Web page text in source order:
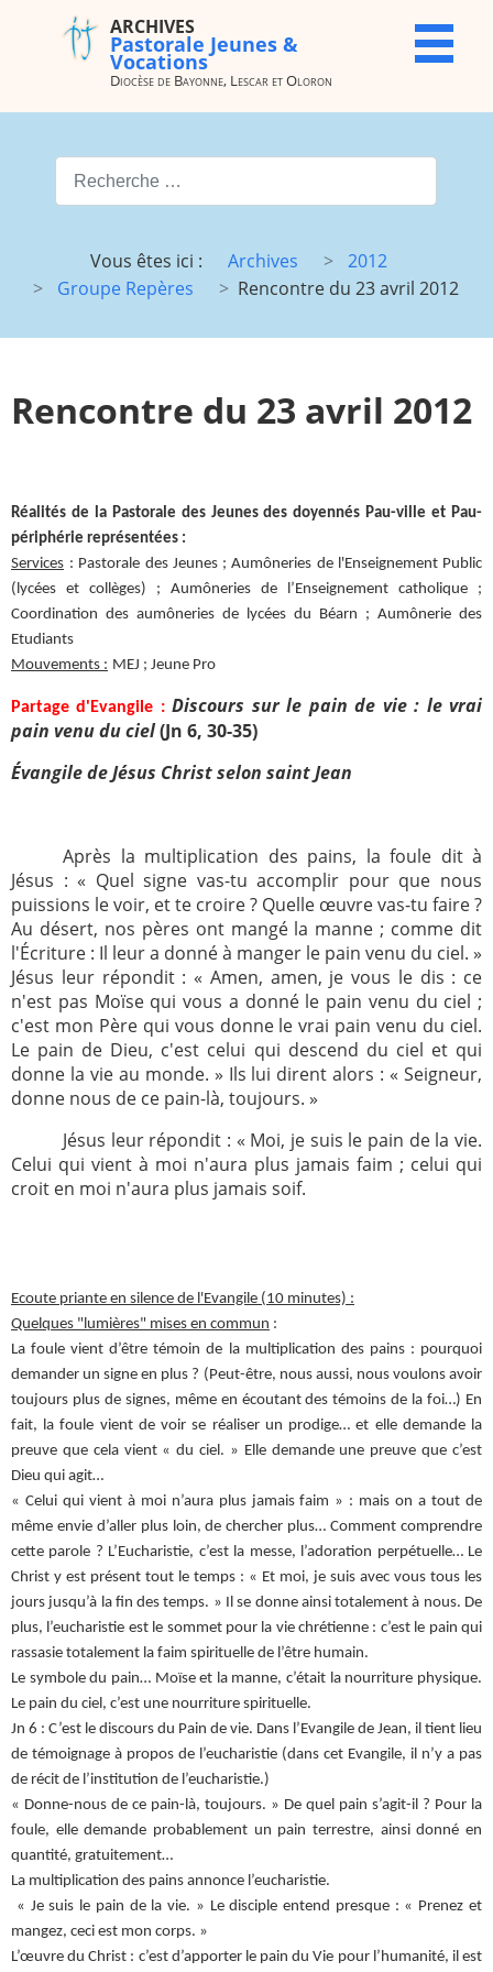
ARCHIVES
Pastorale
Lescar et
X
Vocations
JDJ (JMJ)
JD 4e/3e
64
M.
Garicoïts
Paray-le-
Monial
École de la
foi
Terre
Sainte
R.E. de
Taizé
Pros
& lycéens
des
Groupe
Repères
Groupe
Diaconia
Nouvelles
d'Orient
Divers
Tags
—
2005
2006
2007
2008
2009
2010
2012
2013
2014
Recherche
ARCHIVES
Pastorale Jeunes &
Vocations
Diocèse de Bayonne, Lescar et Oloron
Valider
Vous êtes ici :
Archives
2012
Groupe Repères
Rencontre du 23 avril 2012
Rencontre du 23 avril 2012
Réalités de la Pastorale des Jeunes des doyennés Pau-ville et Pau-
périphérie représentées :
Services : Pastorale des Jeunes ; Aumôneries de l'Enseignement Public
(lycées et collèges) ; Aumôneries de l’Enseignement catholique ;
Coordination des aumôneries de lycées du Béarn ; Aumônerie des
Etudiants
Mouvements : MEJ ; Jeune Pro
Partage d'Evangile : Discours sur le pain de vie : le vrai
pain venu du ciel(Jn 6, 30-35)
Évangile de Jésus Christ selon saint Jean
Après la multiplication des pains, la foule dit à
Jésus : « Quel signe vas-tu accomplir pour que nous
puissions le voir, et te croire ? Quelle œuvre vas-tu faire ?
Au désert, nos pères ont mangé la manne ; comme dit
l'Écriture : Il leur a donné à manger le pain venu du ciel. »
Jésus leur répondit : « Amen, amen, je vous le dis : ce
n'est pas Moïse qui vous a donné le pain venu du ciel ;
c'est mon Père qui vous donne le vrai pain venu du ciel.
Le pain de Dieu, c'est celui qui descend du ciel et qui
donne la vie au monde. » Ils lui dirent alors : « Seigneur,
donne nous de ce pain-là, toujours. »
Jésus leur répondit : « Moi, je suis le pain de la vie.
Celui qui vient à moi n'aura plus jamais faim ; celui qui
croit en moi n'aura plus jamais soif.
Ecoute priante en silence de l'Evangile (10 minutes) :
Quelques "lumières" mises en commun :
La foule vient d’être témoin de la multiplication des pains : pourquoi
demander un signe en plus ? (Peut-être, nous aussi, nous voulons avoir
toujours plus de signes, même en écoutant des témoins de la foi…) En
fait, la foule vient de voir se réaliser un prodige… et elle demande la
preuve que cela vient « du ciel. » Elle demande une preuve que c’est
Dieu qui agit…
« Celui qui vient à moi n’aura plus jamais faim » : mais on a tout de
même envie d’aller plus loin, de chercher plus… Comment comprendre
cette parole ? L’Eucharistie, c’est la messe, l’adoration perpétuelle… Le
Christ y est présent tout le temps : « Et moi, je suis avec vous tous les
jours jusqu’à la fin des temps. » Il se donne ainsi totalement à nous. De
plus, l’eucharistie est le sommet pour la vie chrétienne : c’est le pain qui
rassasie totalement la faim spirituelle de l’être humain.
Le symbole du pain… Moïse et la manne, c’était la nourriture physique.
Le pain du ciel, c’est une nourriture spirituelle.
Jn 6 : C’est le discours du Pain de vie. Dans l’Evangile de Jean, il tient lieu
de témoignage à propos de l’eucharistie (dans cet Evangile, il n’y a pas
de récit de l’institution de l’eucharistie.)
« Donne-nous de ce pain-là, toujours. » De quel pain s’agit-il ? Pour la
foule, elle demande probablement un pain terrestre, ainsi donné en
quantité, gratuitement…
La multiplication des pains annonce l’eucharistie.
« Je suis le pain de la vie. » Le disciple entend presque : « Prenez et
mangez, ceci est mon corps. »
L’œuvre du Christ : c’est d’apporter le pain du Vie pour l’humanité, il est